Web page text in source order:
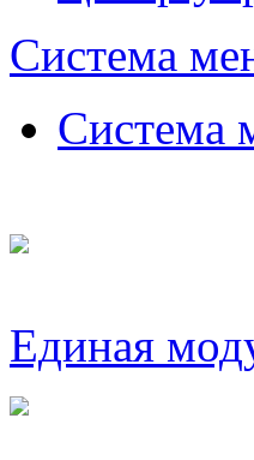
Система
Система
Единая